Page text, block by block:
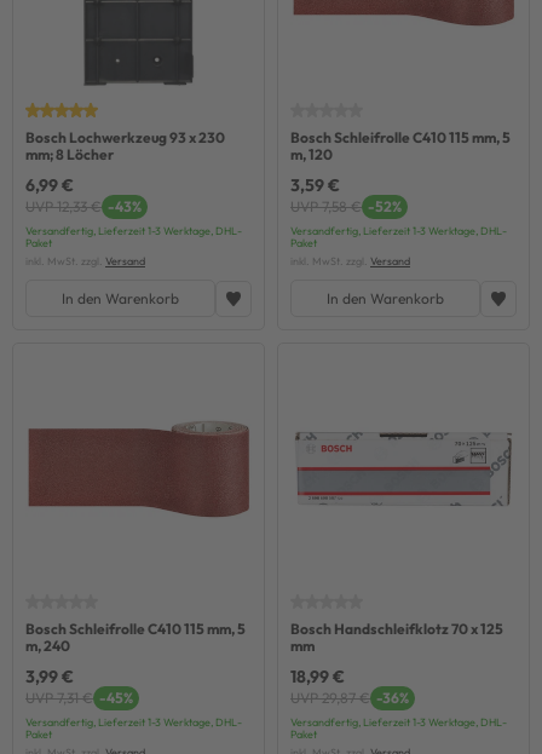
Bosch Lochwerkzeug 93 x 230
mm; 8 Löcher
6,99 €
UVP 12,33 € -43%
Versandfertig, Lieferzeit 1-3 Werktage, DHL-
Paket
inkl. MwSt. zzgl. Versand
In den Warenkorb
Bosch Schleifrolle C410 115 mm, 5
m, 120
3,59 €
UVP 7,58 € -52%
Versandfertig, Lieferzeit 1-3 Werktage, DHL-
Paket
inkl. MwSt. zzgl. Versand
In den Warenkorb
Bosch Schleifrolle C410 115 mm, 5
m, 240
3,99 €
UVP 7,31 € -45%
Versandfertig, Lieferzeit 1-3 Werktage, DHL-
Paket
Bosch Handschleifklotz 70 x 125
mm
18,99 €
UVP 29,87 € -36%
Versandfertig, Lieferzeit 1-3 Werktage, DHL-
Paket